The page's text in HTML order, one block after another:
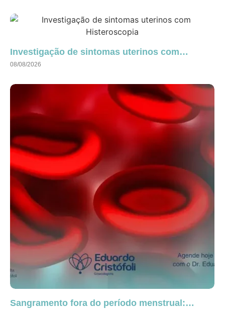
Investigação de sintomas uterinos com…
08/08/2026
Sangramento fora do período menstrual:…